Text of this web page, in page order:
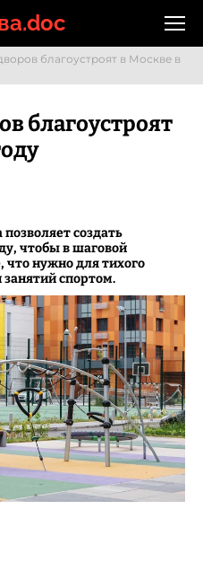
благоустроят в Москве в
благоустроят
создать
чтобы в шаговой
что нужно для тихого
спортом.